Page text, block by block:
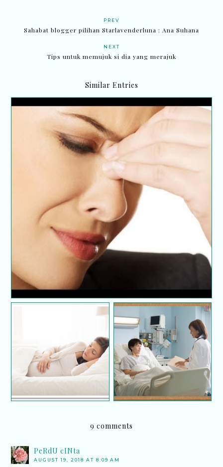
PREV
Sahabat blogger pilihan Starlavenderluna : Ana Suhana
NEXT
Tips untuk memujuk si dia yang merajuk
Similar Entries
Atasi sakit kepala akibat sinus
Teknik pernafasan
mudahkan proses
kelahiran
Tip pilih hospital
bersalin
9 comments
PeRdU cINta
AUGUST 19, 2018 AT 8:09 AM